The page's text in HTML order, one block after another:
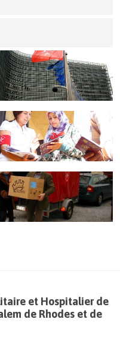
et Hospitalier de
de Rhodes et de